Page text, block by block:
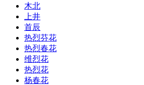
木北
上井
首辰
热烈芬花
热烈春花
维烈花
热烈花
杨春花